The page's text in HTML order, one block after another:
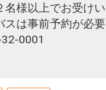
様以上でお受けい
は事前予約が必要
0001